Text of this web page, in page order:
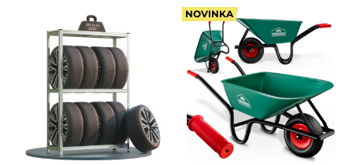
NOVINKA